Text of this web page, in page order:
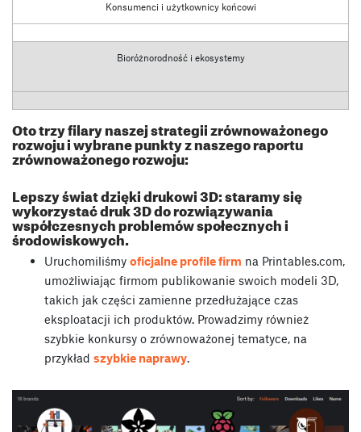
Konsumenci i użytkownicy końcowi
Bioróżnorodność i ekosystemy
Oto trzy filary naszej strategii zrównoważonego
rozwoju i wybrane punkty z naszego raportu
zrównoważonego rozwoju:
Lepszy świat dzięki drukowi 3D: staramy się
wykorzystać druk 3D do rozwiązywania
współczesnych problemów społecznych i
środowiskowych.
Uruchomiliśmy oficjalne profile firm na Printables.com,
umożliwiając firmom publikowanie swoich modeli 3D,
takich jak części zamienne przedłużające czas
eksploatacji ich produktów. Prowadzimy również
szybkie konkursy o zrównoważonej tematyce, na
przykład szybkie naprawy.